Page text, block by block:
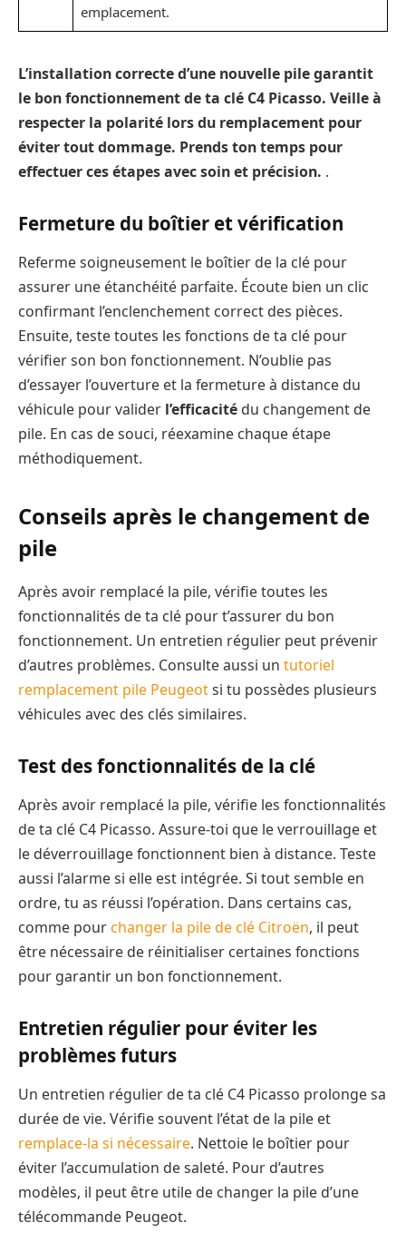
emplacement.
L’installation correcte d’une nouvelle pile garantit
le bon fonctionnement de ta clé C4 Picasso. Veille à
respecter la polarité lors du remplacement pour
éviter tout dommage. Prends ton temps pour
effectuer ces étapes avec soin et précision. .
Fermeture du boîtier et vérification
Referme soigneusement le boîtier de la clé pour
assurer une étanchéité parfaite. Écoute bien un clic
confirmant l’enclenchement correct des pièces.
Ensuite, teste toutes les fonctions de ta clé pour
vérifier son bon fonctionnement. N’oublie pas
d’essayer l’ouverture et la fermeture à distance du
véhicule pour valider l’efficacité du changement de
pile. En cas de souci, réexamine chaque étape
méthodiquement.
Conseils après le changement de
pile
Après avoir remplacé la pile, vérifie toutes les
fonctionnalités de ta clé pour t’assurer du bon
fonctionnement. Un entretien régulier peut prévenir
d’autres problèmes. Consulte aussi un tutoriel
remplacement pile Peugeotsi tu possèdes plusieurs
véhicules avec des clés similaires.
Test des fonctionnalités de la clé
Après avoir remplacé la pile, vérifie les fonctionnalités
de ta clé C4 Picasso. Assure-toi que le verrouillage et
le déverrouillage fonctionnent bien à distance. Teste
aussi l’alarme si elle est intégrée. Si tout semble en
ordre, tu as réussi l’opération. Dans certains cas,
comme pourchanger la pile de clé Citroën, il peut
être nécessaire de réinitialiser certaines fonctions
pour garantir un bon fonctionnement.
Entretien régulier pour éviter les
problèmes futurs
Un entretien régulier de ta clé C4 Picasso prolonge sa
durée de vie. Vérifie souvent l’état de la pile et
remplace-la si nécessaire. Nettoie le boîtier pour
éviter l’accumulation de saleté. Pour d’autres
modèles, il peut être utile de changer la pile d’une
télécommande Peugeot.